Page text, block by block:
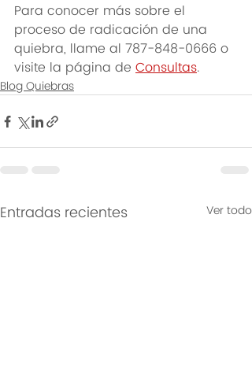
Para conocer más sobre el
proceso de radicación de una
quiebra, llame al 787-848-0666 o
visite la página de Consultas.
Blog Quiebras
Entradas recientes Ver todo